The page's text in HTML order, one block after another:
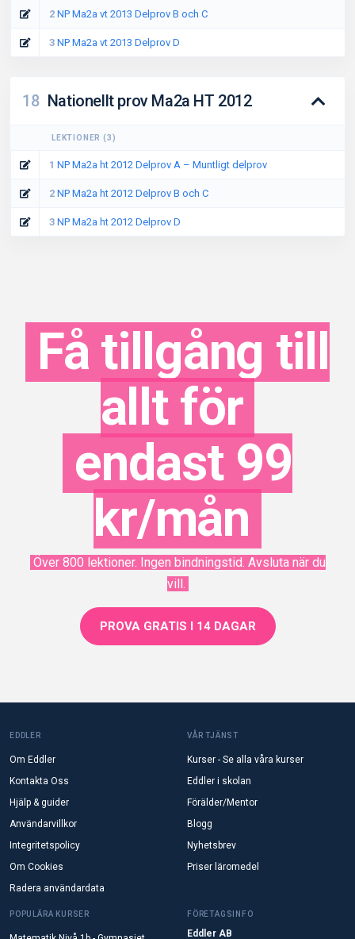
2 NP Ma2a vt 2013 Delprov B och C
3 NP Ma2a vt 2013 Delprov D
18 Nationellt prov Ma2a HT 2012
LEKTIONER (3)
1 NP Ma2a ht 2012 Delprov A – Muntligt delprov
2 NP Ma2a ht 2012 Delprov B och C
3 NP Ma2a ht 2012 Delprov D
Få tillgång till
allt för
endast 99
kr/mån
Över 800 lektioner. Ingen bindningstid. Avsluta när du
vill.
PROVA GRATIS I 14 DAGAR
EDDLER
Om Eddler
Kontakta Oss
Hjälp & guider
Användarvillkor
Integritetspolicy
Om Cookies
Radera användardata
VÅR TJÄNST
Kurser - Se alla våra kurser
Eddler i skolan
Förälder/Mentor
Blogg
Nyhetsbrev
Priser läromedel
POPULÄRA KURSER FÖRETAGSINFO
Eddler AB